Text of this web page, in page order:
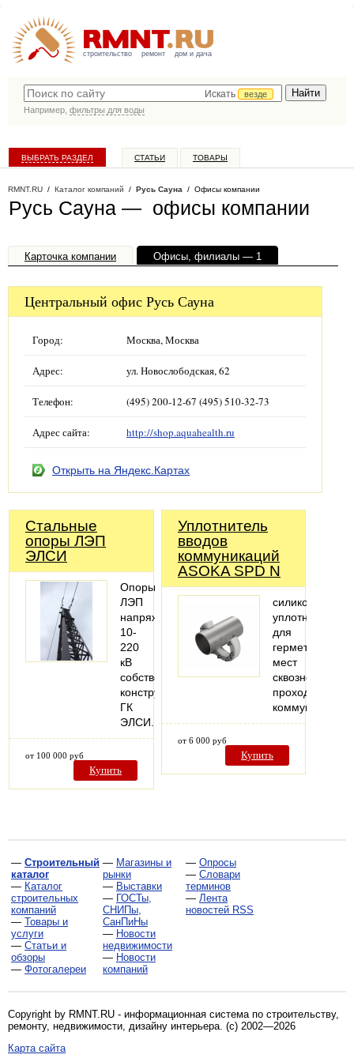
строительство ремонт дом и дача
Искать
везде
Например, фильтры для воды
ВЫБРАТЬ РАЗДЕЛ СТАТЬИ ТОВАРЫ
RMNT.RU / Каталог компаний / Русь Сауна / Офисы компании
Русь Сауна — офисы компании
Карточка компании Офисы, филиалы — 1
Центральный офис Русь Сауна
Город: Москва, Москва
Адрес: ул. Новослободская, 62
Телефон: (495) 200-12-67 (495) 510-32-73
Адрес сайта: http://shop.aquahealth.ru
Открыть на Яндекс.Картах
Стальные
опоры ЛЭП
ЭЛСИ
Опоры
ЛЭП
напряжением
10-
220
кВ
собственной
конструкции
ГК
ЭЛСИ.
от 100 000 руб
Купить
Уплотнитель
вводов
коммуникаций
ASOKA SPD N
силиконовый
уплотнитель
для
герметизации
мест
сквозного
прохода
коммуникаций
от 6 000 руб
Купить
— Строительный
каталог
— Каталог
строительных
компаний
— Товары и
услуги
— Статьи и
обзоры
— Фотогалереи
— Магазины и
рынки
— Выставки
— ГОСТы,
СНИПы,
СанПиНы
— Новости
недвижимости
— Новости
компаний
— Опросы
— Словари
терминов
— Лента
новостей RSS
Copyright by RMNT.RU - информационная система по строительству,
ремонту, недвижимости, дизайну интерьера. (c) 2002—2026
Карта сайта